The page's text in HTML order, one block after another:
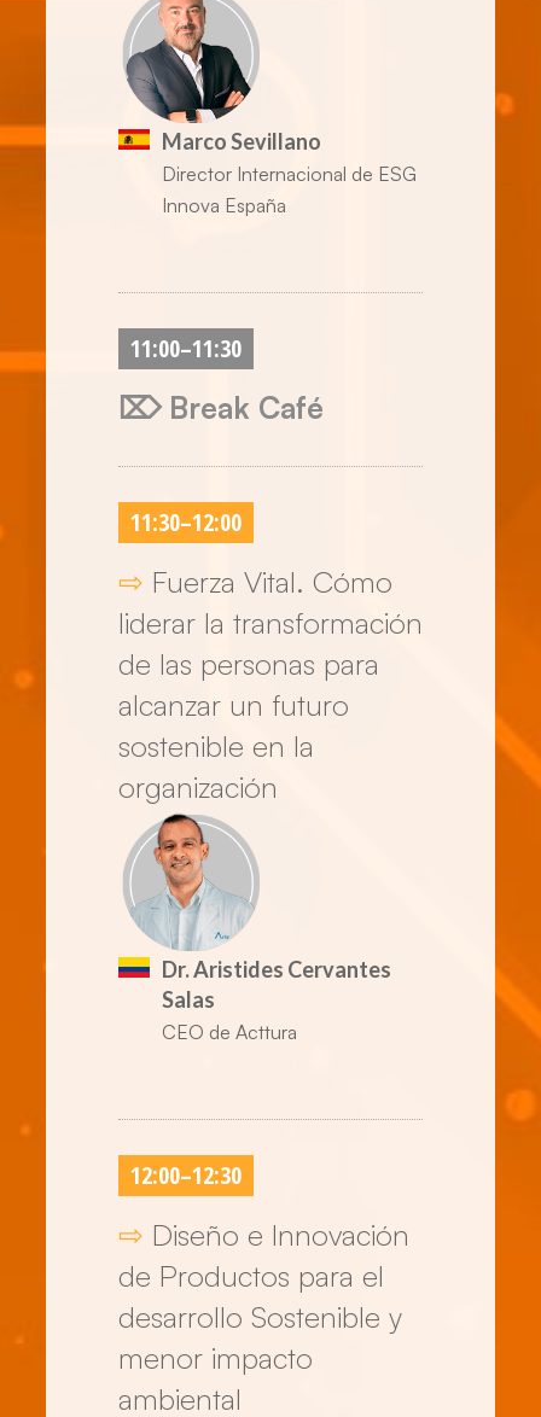
Marco Sevillano
Director Internacional de ESG
Innova España
11:00–11:30
⌦ Break Café
11:30–12:00
⇨ Fuerza Vital. Cómo
liderar la transformación
de las personas para
alcanzar un futuro
sostenible en la
organización
Dr. Aristides Cervantes
Salas
CEO de Acttura
12:00–12:30
⇨ Diseño e Innovación
de Productos para el
desarrollo Sostenible y
menor impacto
ambiental